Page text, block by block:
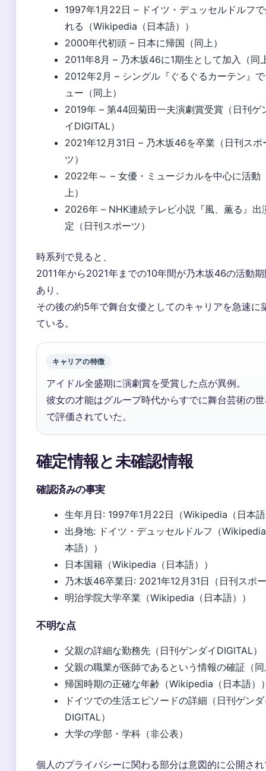
1997年1月22日 – ドイツ・デュッセルドルフ
れる（Wikipedia（日本語））
2000年代初頭 – 日本に帰国（同上）
2011年8月 – 乃木坂46に1期生として加入（同
2012年2月 – シングル『ぐるぐるカーテン』
ュー（同上）
2019年 – 第44回菊田一夫演劇賞受賞（日刊ゲ
イDIGITAL）
2021年12月31日 – 乃木坂46を卒業（日刊スポ
ツ）
2022年～ – 女優・ミュージカルを中心に活動
上）
2026年 – NHK連続テレビ小説『風、薫る』出
定（日刊スポーツ）
時系列で見ると、
2011年から2021年までの10年間が乃木坂46の活動
あり、
その後の約5年で舞台女優としてのキャリアを急速に
ている。
キャリアの特徴
アイドル全盛期に演劇賞を受賞した点が異例。
彼女の才能はグループ時代からすでに舞台芸術の
で評価されていた。
確定情報と未確認情報
確認済みの事実
生年月日: 1997年1月22日（Wikipedia（日本
出身地: ドイツ・デュッセルドルフ（
本語））
日本国籍（Wikipedia（日本語））
乃木坂46卒業日: 2021年12月31日（日刊スポ
明治学院大学卒業（Wikipedia（日本語））
不明な点
父親の詳細な勤務先（日刊ゲンダイDIGITAL）
父親の職業が医師であるという情報の確証（
帰国時期の正確な年齢（Wikipedia（日本語）
ドイツでの生活エピソードの詳細（日刊ゲン
DIGITAL）
大学の学部・学科（非公表）
個人のプライバシーに関わる部分は意図的に公開さ